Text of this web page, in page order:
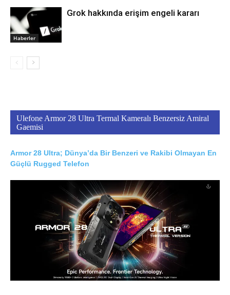
Haberler
Grok hakkında erişim engeli kararı
Ulefone Armor 28 Ultra Termal Kameralı Benzersiz Amiral
Gaemisi
Armor 28 Ultra; Dünya’da Bir Benzeri ve Rakibi Olmayan En
Güçlü Rugged Telefon